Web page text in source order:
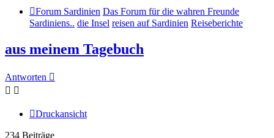
Forum Sardinien Das Forum für die wahren Freunde
Sardiniens.. die Insel reisen auf Sardinien Reiseberichte
aus meinem Tagebuch
Antworten
Druckansicht
234 Beiträge